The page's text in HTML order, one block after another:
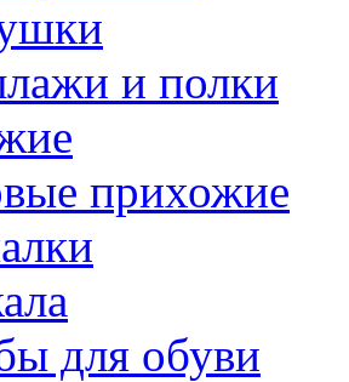
и полки
прихожие
для обуви